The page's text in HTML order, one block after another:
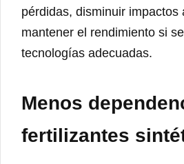
pérdidas, disminuir impactos
mantener el rendimiento si
tecnologías adecuadas.
Menos
fertilizantes